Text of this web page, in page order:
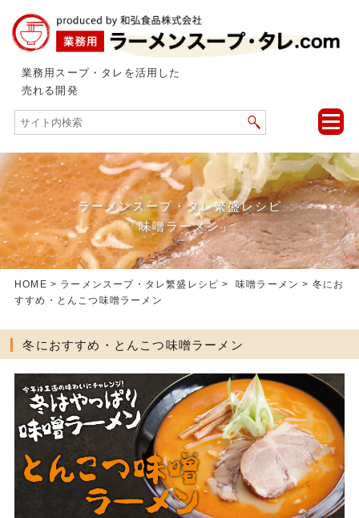
業務用スープ・タレを活用した
売れる開発
toggle
ラーメンスープ・タレ繁盛レシピ
「味噌ラーメン」
HOME > ラーメンスープ・タレ繁盛レシピ >味噌ラーメン > 冬にお
すすめ・とんこつ味噌ラーメン
冬におすすめ・とんこつ味噌ラーメン